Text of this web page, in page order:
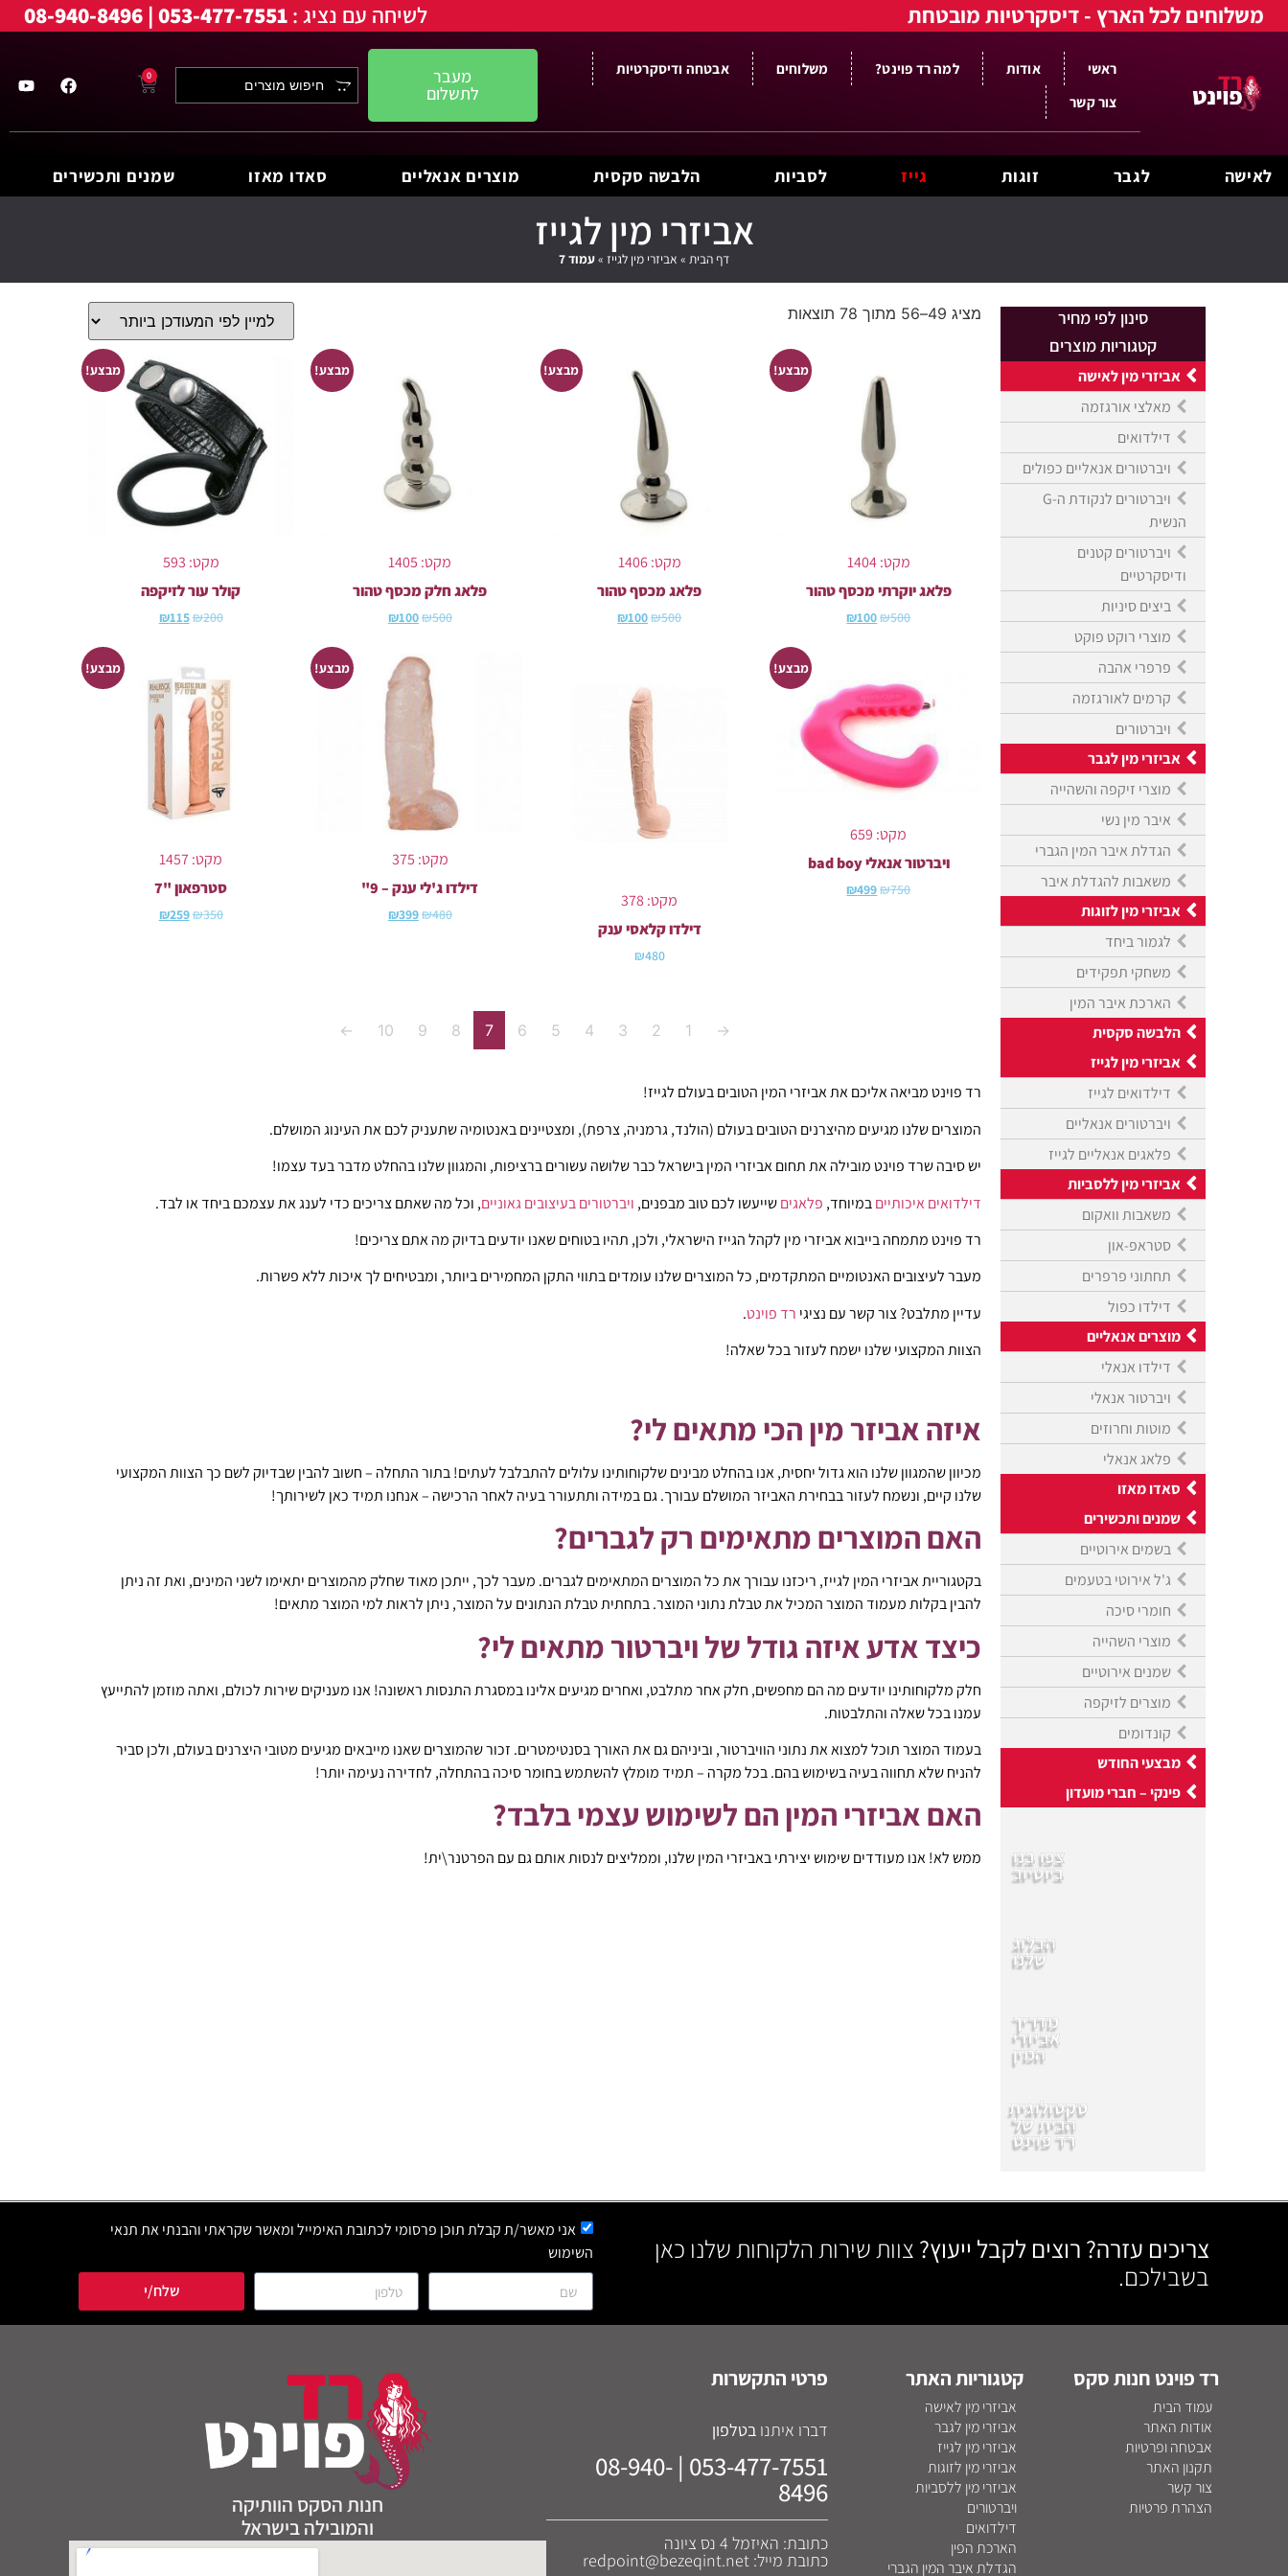
משלוחים לכל הארץ - דיסקרטיות מובטחת לשיחה עם נציג : 053-477-7551 | 08-940-8496
ראשי אודות למה רד פוינט? משלוחים
אבטחה ודיסקרטיות
צור קשר
מעבר
לתשלום
0
לאישה לגבר זוגות גייז לסביות הלבשה סקסית מוצרים אנאליים סאדו מאזו שמנים ותכשירים
אביזרי מין לגייז
דף הבית » אביזרי מין לגייז »עמוד 7
סינון לפי מחיר
קטגוריות מוצרים
אביזרי מין לאישה
מאלצי אורגזמה
דילדואים
ויברטורים אנאליים כפולים
ויברטורים לנקודת ה-G
הנשית
ויברטורים קטנים
ודיסקרטיים
ביצים סיניות
מוצרי רוקט פוקט
פרפרי אהבה
קרמים לאורגזמה
ויברטורים
אביזרי מין לגבר
מוצרי זיקפה והשהייה
איבר מין נשי
הגדלת איבר המין הגברי
משאבות להגדלת איבר
אביזרי מין לזוגות
לגמור ביחד
משחקי תפקידים
הארכת איבר המין
הלבשה סקסית
אביזרי מין לגייז
דילדואים לגייז
ויברטורים אנאליים
פלאגים אנאליים לגייז
אביזרי מין ללסביות
משאבות וואקום
סטראפ-און
תחתוני פרפרים
דילדו כפול
מוצרים אנאליים
דילדו אנאלי
ויברטור אנאלי
מוטות וחרוזים
פלאג אנאלי
סאדו מאזו
שמנים ותכשירים
בשמים אירוטיים
ג'ל אירוטי בטעמים
חומרי סיכה
מוצרי השהייה
שמנים אירוטיים
מוצרים לזיקפה
קונדומים
מבצעי החודש
פינקי – חברי מועדון
צפו בנו
ביוטיוב
הבלוג
שלנו
מדריך
אביזרי
המין
סקסולוגית
הבית של
רד פוינט
מציג 49–56 מתוך 78 תוצאות
מבצע!
מקט: 1404
פלאג יוקרתי מכסף טהור
₪500
₪100
מבצע!
מקט: 1406
פלאג מכסף טהור
₪500
₪100
מבצע!
מקט: 1405
פלאג חלק מכסף טהור
₪500
₪100
מבצע!
מקט: 593
קולר עור לזיקפה
₪200
₪115
מבצע!
מקט: 659
ויברטור אנאלי bad boy
₪750
₪499
מקט: 378
דילדו קלאסי ענק
₪480
מבצע!
מקט: 375
דילדו ג'לי ענק – 9"
₪480
₪399
מבצע!
מקט: 1457
סטרפאון "7
₪350
₪259
→
1
2
3
4
5
6
7
8
9
10
←
רד פוינט מביאה אליכם את אביזרי המין הטובים בעולם לגייז!
המוצרים שלנו מגיעים מהיצרנים הטובים בעולם (הולנד, גרמניה, צרפת), ומצטיינים באנטומיה שתעניק לכם את העינוג המושלם.
יש סיבה שרד פוינט מובילה את תחום אביזרי המין בישראל כבר שלושה עשורים ברציפות, והמגוון שלנו בהחלט מדבר בעד עצמו!
דילדואים איכותייםבמיוחד, פלאגיםשייעשו לכם טוב מבפנים, ויברטורים בעיצובים גאוניים, וכל מה שאתם צריכים כדי לענג את עצמכם ביחד או לבד.
רד פוינט מתמחה בייבוא אביזרי מין לקהל הגייז הישראלי, ולכן, תהיו בטוחים שאנו יודעים בדיוק מה אתם צריכים!
מעבר לעיצובים האנטומיים המתקדמים, כל המוצרים שלנו עומדים בתווי התקן המחמירים ביותר, ומבטיחים לך איכות ללא פשרות.
עדיין מתלבט? צור קשר עם נציגי רד פוינט.
הצוות המקצועי שלנו ישמח לעזור בכל שאלה!
איזה אביזר מין הכי מתאים לי?
מכיוון שהמגוון שלנו הוא גדול יחסית, אנו בהחלט מבינים שלקוחותינו עלולים להתבלבל לעתים! בתור התחלה – חשוב להבין שבדיוק לשם כך הצוות המקצועי
שלנו קיים, ונשמח לעזור בבחירת האביזר המושלם עבורך. גם במידה ותתעורר בעיה לאחר הרכישה – אנחנו תמיד כאן לשירותך!
האם המוצרים מתאימים רק לגברים?
בקטגוריית אביזרי המין לגייז, ריכזנו עבורך את כל המוצרים המתאימים לגברים. מעבר לכך, ייתכן מאוד שחלק מהמוצרים יתאימו לשני המינים, ואת זה ניתן
להבין בקלות מעמוד המוצר המכיל את טבלת נתוני המוצר. בתחתית טבלת הנתונים על המוצר, ניתן לראות למי המוצר מתאים!
כיצד אדע איזה גודל של ויברטור מתאים לי?
חלק מלקוחותינו יודעים מה הם מחפשים, חלק אחר מתלבט, ואחרים מגיעים אלינו במסגרת התנסות ראשונה! אנו מעניקים שירות לכולם, ואתה מוזמן להתייעץ
עמנו בכל שאלה והתלבטות.
בעמוד המוצר תוכל למצוא את נתוני הוויברטור, וביניהם גם את האורך בסנטימטרים. זכור שהמוצרים שאנו מייבאים מגיעים מטובי היצרנים בעולם, ולכן סביר
להניח שלא תחווה בעיה בשימוש בהם. בכל מקרה – תמיד מומלץ להשתמש בחומר סיכה בהתחלה, לחדירה נעימה יותר!
האם אביזרי המין הם לשימוש עצמי בלבד?
ממש לא! אנו מעודדים שימוש יצירתי באביזרי המין שלנו, וממליצים לנסות אותם גם עם הפרטנר\ית!
צריכים עזרה? רוצים לקבל ייעוץ? צוות שירות הלקוחות שלנו כאן
בשבילכם.
אני מאשר/ת קבלת תוכן פרסומי לכתובת האימייל ומאשר שקראתי והבנתי את תנאי
השימוש
שלח/י
רד פוינט חנות סקס
עמוד הבית
אודות האתר
אבטחה ופרטיות
תקנון האתר
צור קשר
הצהרת פרטיות
קטגוריות האתר
אביזרי מין לאישה
אביזרי מין לגבר
אביזרי מין לגייז
אביזרי מין לזוגות
אביזרי מין ללסביות
ויברטורים
דילדואים
הארכת הפין
הגדלת איבר המין הגברי
פרטי התקשרות
דברו איתנו בטלפון
053-477-7551 | 08-940-
8496
כתובת: האיזמל 4 נס ציונה
כתובת מייל: redpoint@bezeqint.net
חנות הסקס הוותיקה
והמובילה בישראל